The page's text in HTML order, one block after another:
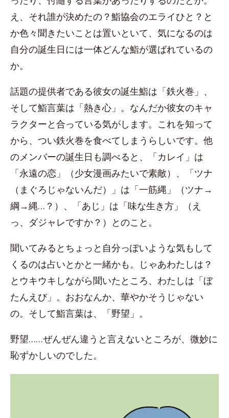
え、それ誰が決めたの？鮨協会のエライひと？と
か色々聞きたいことは置いといて、気になるのは
自分の誕生日には一体どんな鮨が選ばれているの
か。
話題の提供者である彼女の誕生鮨は「鉄火巻」、
そして鮨言葉は「熱き心」。なんだか彼女のキャ
ラクターと合っている気がします。これを知って
から、つい鉄火巻を食べてしまうらしいです。他
のメンバーの誕生日も調べると、「カレイ」は
「永遠の恋」（少女漫画みたいで素敵）、「ツナ
（まぐろじゃないんだ）」は「一筋縄」（ツナ→
綱→縄…？）、「あじ」は「味な生き方」（え
っ、ダジャレですか？）とのこと。
聞いてみるとちょっと自分っぽいような気もして
くるのは占いとかと一緒かも。じゃあわたしは？
とウキウキしながら聞いたところ、わたしは「ぼ
たんえび」。おおなんか、華やかそうじゃない
の。そして鮨言葉は、「野望」。
野望……ぜんぜん違うと言えないところが、微妙に
恥ずかしいのでした。